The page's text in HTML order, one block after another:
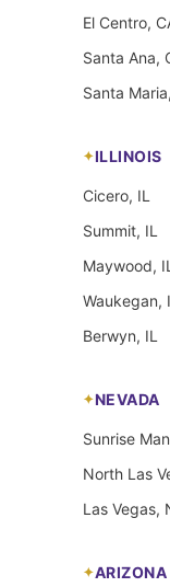
El Centro,
Santa Ana,
Santa
ILLINOIS
Cicero, IL
Summit, IL
Maywood, IL
Waukegan,
Berwyn, IL
NEVADA
Sunrise
North Las
Las Vegas,
ARIZONA